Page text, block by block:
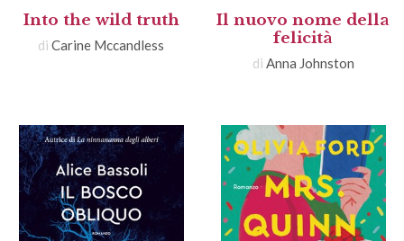
Into the wild truth
di Carine Mccandless
Il nuovo nome della
felicità
di Anna Johnston